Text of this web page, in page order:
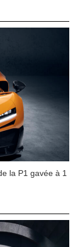
la P1 gavée à 1